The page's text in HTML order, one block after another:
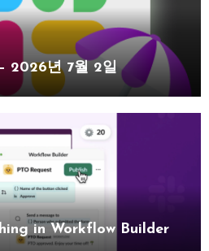
2026년 7월 2일
in Workflow Builder